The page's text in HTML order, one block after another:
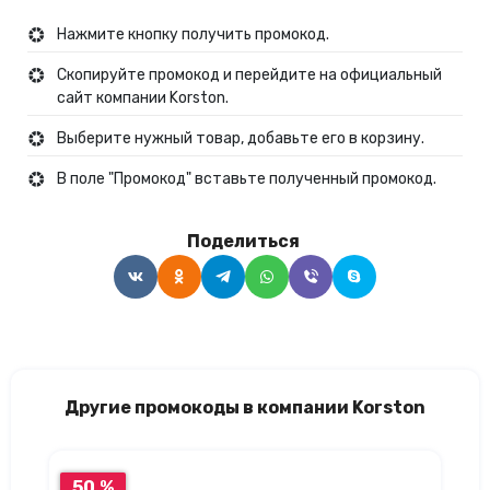
Нажмите кнопку получить промокод.
Скопируйте промокод и перейдите на официальный
сайт компании Korston.
Выберите нужный товар, добавьте его в корзину.
В поле "Промокод" вставьте полученный промокод.
Поделиться
Другие промокоды в компании Korston